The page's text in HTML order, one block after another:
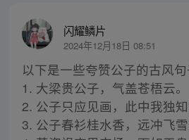
闪耀鳞片
2024年12月18日 08:51
以下是一些夸赞公子的古风句
1. 大梁贵公子，气盖苍梧云。
2. 公子只应见画，此中我独知
3. 公子春衫桂水香，远冲飞雪